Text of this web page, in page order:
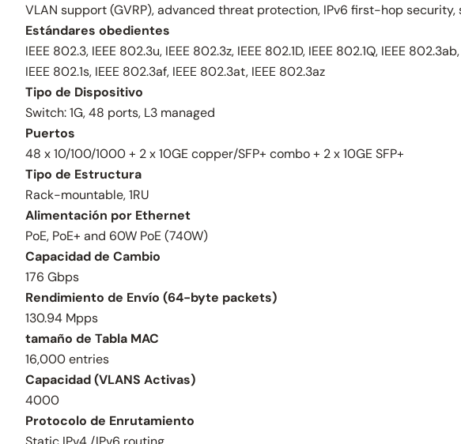
VLAN support (GVRP), advanced threat protection, IPv6 first-hop security,
Estándares obedientes
IEEE 802.3, IEEE 802.3u, IEEE 802.3z, IEEE 802.1D, IEEE 802.1Q, IEEE
IEEE 802.1s, IEEE 802.3af, IEEE 802.3at, IEEE 802.3az
Tipo de Dispositivo
Switch: 1G, 48 ports, L3 managed
Puertos
48 x 10/100/1000 + 2 x 10GE copper/SFP+ combo + 2 x 10GE SFP+
Tipo de Estructura
Rack-mountable, 1RU
Alimentación por Ethernet
PoE, PoE+ and 60W PoE (740W)
Capacidad de Cambio
176 Gbps
Rendimiento de Envío (64-byte packets)
130.94 Mpps
tamaño de Tabla MAC
16,000 entries
Capacidad (VLANS Activas)
4000
Protocolo de Enrutamiento